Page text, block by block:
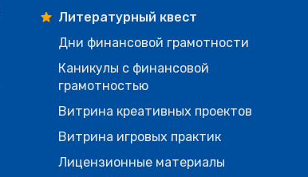
Литературный квест
Дни финансовой грамотности
Каникулы с финансовой
грамотностью
Витрина креативных проектов
Витрина игровых практик
Лицензионные материалы